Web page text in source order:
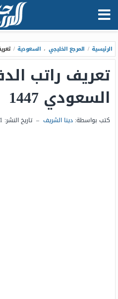
الرئيسية / المرجع الخليجي ، السعودية /
تعريف راتب
السعودي 1447
كتب بواسطة: دينا الشريف – تاريخ النشر: 11